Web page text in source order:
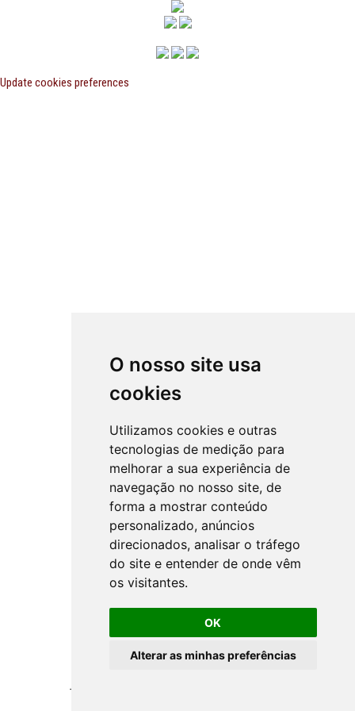
O nosso site usa
cookies
Utilizamos cookies e outras
tecnologias de medição para
melhorar a sua experiência de
navegação no nosso site, de
forma a mostrar conteúdo
personalizado, anúncios
direcionados, analisar o tráfego
do site e entender de onde vêm
os visitantes.
OK
Alterar as minhas preferências
Todos os Direitos Reservados ©
Update cookies preferences